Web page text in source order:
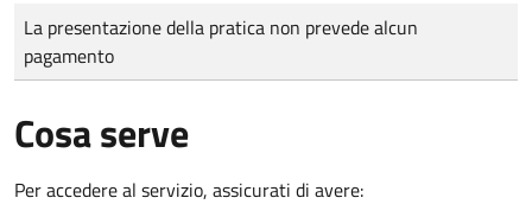
Tipo di pagamento
Importo
La presentazione della pratica non prevede alcun
pagamento
Cosa serve
Per accedere al servizio, assicurati di avere: